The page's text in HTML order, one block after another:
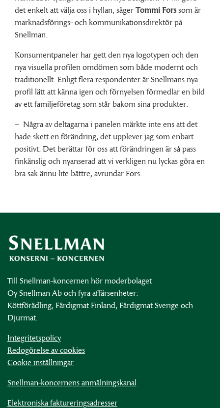
det enkelt att välja oss i hyllan, sägerTommi Forssom är
marknadsförings- och kommunikationsdirektör på
Snellman.
Konsumentpaneler har gett den nya logotypen och den
nya visuella profilen omdömen som både modernt och
traditionellt. Enligt flera respondenter är Snellmans nya
profil lätt att känna igen och förnyelsen förmedlar en bild
av ett familjeföretag som står bakom sina produkter.
– Några av deltagarna i panelen märkte inte ens att det
hade skett en förändring, det upplever jag som enbart
positivt. Det berättar för oss att förändringen är så pass
finkänslig och nyanserad att vi verkligen nu lyckas göra en
bra sak ännu lite bättre, avrundar Fors.
Till Snellman-koncernen hör moderbolaget
Oy Snellman Ab och fyra affärsenheter:
Köttförädling, Färdigmat Finland, Färdigmat Sverige och
Djurmat.
Integritetspolicy
Redogörelse av cookies
Cookie inställningar
Snellman-koncernens anmälningskanal
Elektroniska faktureringsadresser